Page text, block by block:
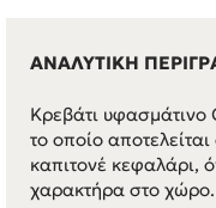
ΑΝΑΛΥΤΙΚΗ
Κρεβάτι
το οποίο
καπιτονέ κεφαλάρι,
χαρακτήρα στο χώρο.